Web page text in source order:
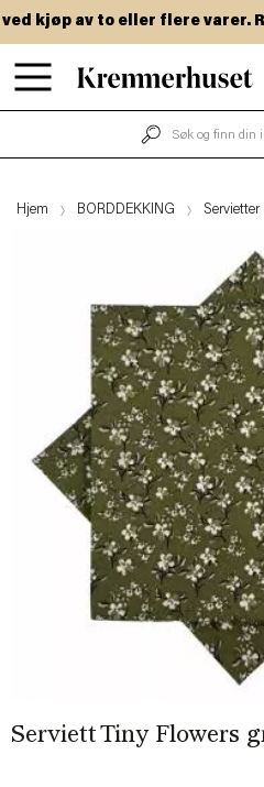
Hopp
til
kjøp av to eller flere varer.
Hjem BORDDEKKING Servietter
Serviett Tiny Flowers